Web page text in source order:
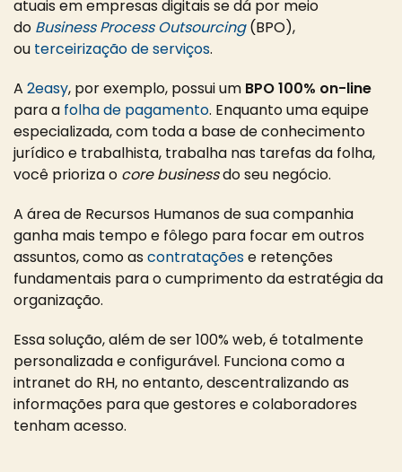
atuais em empresas digitais se dá por meio
do Business Process Outsourcing(BPO),
ou terceirização de serviços.
A 2easy, por exemplo, possui um BPO 100% on-line
para a folha de pagamento. Enquanto uma equipe
especializada, com toda a base de conhecimento
jurídico e trabalhista, trabalha nas tarefas da folha,
você prioriza o core businessdo seu negócio.
A área de Recursos Humanos de sua companhia
ganha mais tempo e fôlego para focar em outros
assuntos, como ascontrataçõese retenções
fundamentais para o cumprimento da estratégia da
organização.
Essa solução, além de ser 100% web, é totalmente
personalizada e configurável. Funciona como a
intranet do RH, no entanto, descentralizando as
informações para que gestores e colaboradores
tenham acesso.